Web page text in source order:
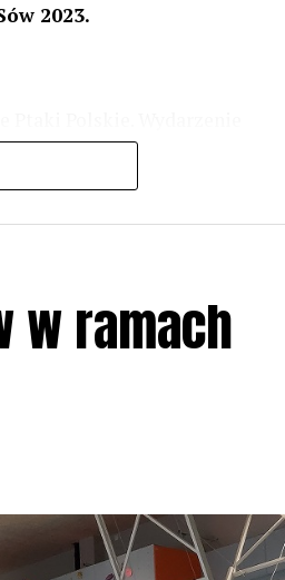
2023.
przedstawionego na
się w aktywne
grillu.Na wydarzenie obowiązują
w ramach